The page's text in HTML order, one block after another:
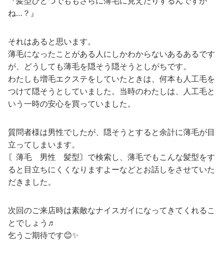
ね…？』
それはあると思います。
薄毛になったことがある人にしかわからないあるあるです
が、どうしても薄毛を隠そう隠そうとしがちです。
わたしも増毛エクステをしていたときは、何本も人工毛を
つけて隠そうとしていました。当時のわたしは、人工毛と
いう一時の安心を買っていました。
質問者様は男性でしたが、隠そうとすると余計に薄毛が目
立ってしまいます。
〘薄毛 男性 髪型〙で検索し、薄毛でもこんな髪型をす
ると目立ちにくくなりますよーなどとお話しをさせていた
だきました。
次回のご来店時は素敵なナイスガイになってきてくれるこ
とでしょう♬
乞うご期待です😊✨